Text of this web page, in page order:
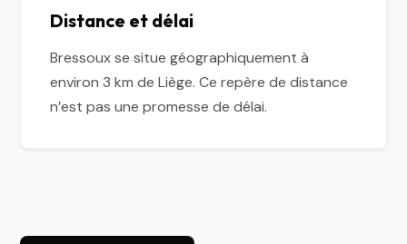
Distance et délai
Bressoux se situe géographiquement à
environ 3 km de Liège. Ce repère de distance
n’est pas une promesse de délai.